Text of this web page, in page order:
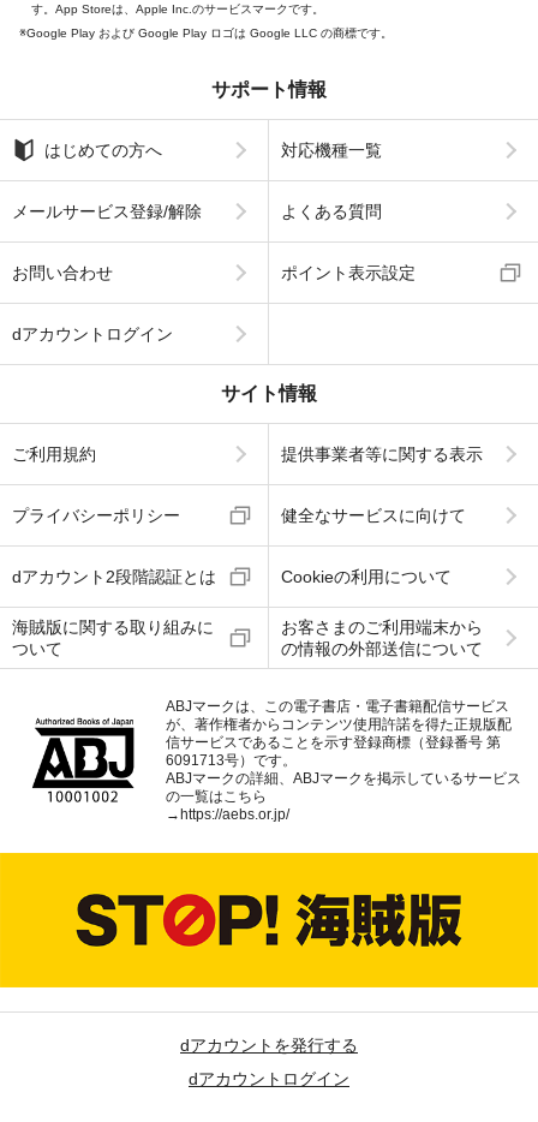
す。App Storeは、Apple Inc.のサービスマークです。
Google Play および Google Play ロゴは Google LLC の商標です。
サポート情報
はじめての方へ 対応機種一覧
メールサービス登録/解除 よくある質問
お問い合わせ ポイント表示設定
dアカウントログイン
サイト情報
ご利用規約 提供事業者等に関する表示
プライバシーポリシー 健全なサービスに向けて
dアカウント2段階認証とは Cookieの利用について
海賊版に関する取り組みに
ついて
お客さまのご利用端末から
の情報の外部送信について
ABJマークは、この電子書店・電子書籍配信サービス
が、著作権者からコンテンツ使用許諾を得た正規版配
信サービスであることを示す登録商標（登録番号 第
6091713号）です。
ABJマークの詳細、ABJマークを掲示しているサービス
の一覧はこちら
→https://aebs.or.jp/
dアカウントを発行する
dアカウントログイン